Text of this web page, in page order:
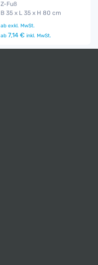
Z-Fuß
B 35 x L 35 x H 80 cm
ab exkl. MwSt.
ab 7,14 € inkl. MwSt.